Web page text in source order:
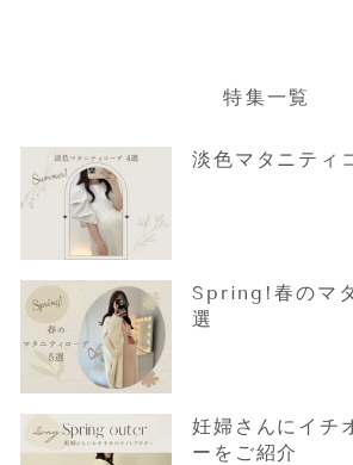
特集一覧
淡色マタニティ
Spring!春のマ
選
妊婦さんにイチ
ーをご紹介